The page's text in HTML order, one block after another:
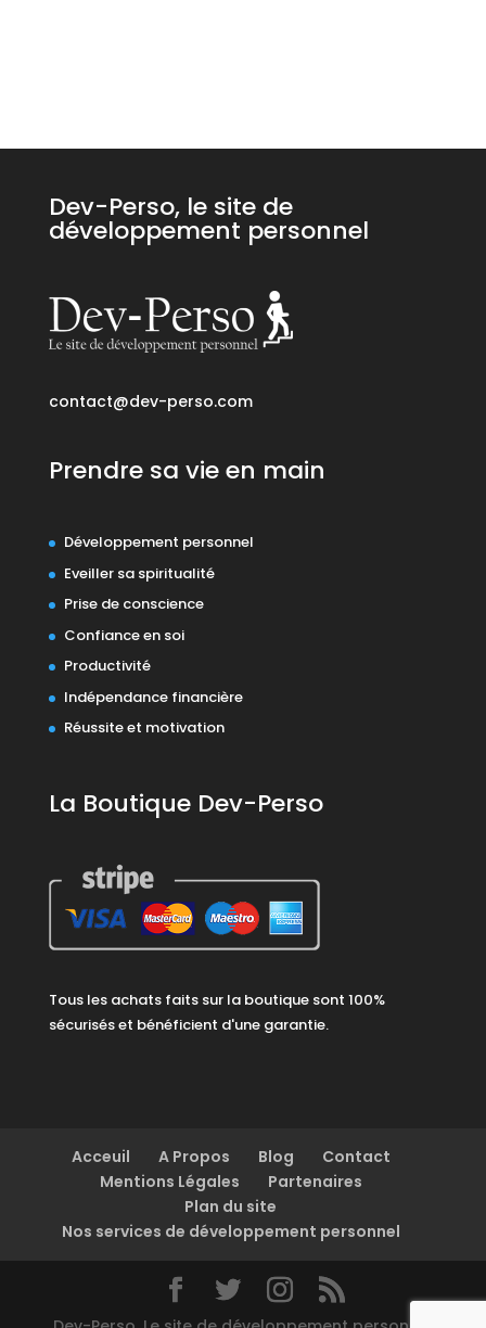
Dev-Perso, le site de
développement personnel
contact@dev-perso.com
Prendre sa vie en main
Développement personnel
Eveiller sa spiritualité
Prise de conscience
Confiance en soi
Productivité
Indépendance financière
Réussite et motivation
La Boutique Dev-Perso
Tous les achats faits sur la boutique sont 100%
sécurisés et bénéficient d'une garantie.
Acceuil A Propos Blog
Contact
Mentions Légales
Partenaires
Plan du site
Nos services de développement personnel